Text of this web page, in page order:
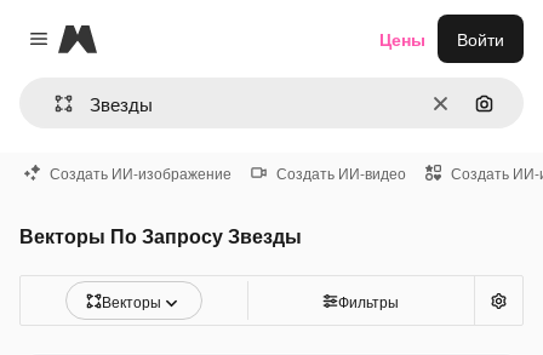
Close menu
Magnific
ОчиститьПоиск
Цены Войти
Создать ИИ-изображение Создать ИИ-видео Создать ИИ-
Векторы По Запросу Звезды
Векторы Фильтры